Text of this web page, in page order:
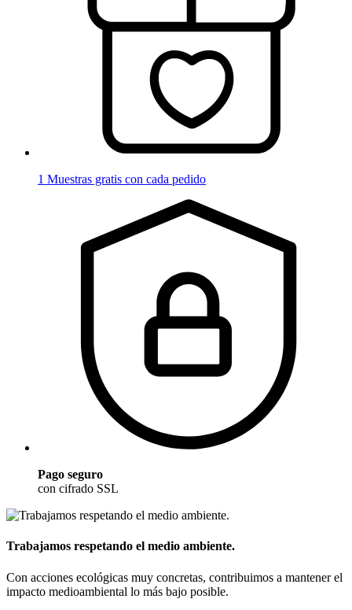
1 Muestras gratis con cada pedido
Pago seguro
con cifrado SSL
Trabajamos respetando el medio ambiente.
Con acciones ecológicas muy concretas, contribuimos a mantener el
impacto medioambiental lo más bajo posible.